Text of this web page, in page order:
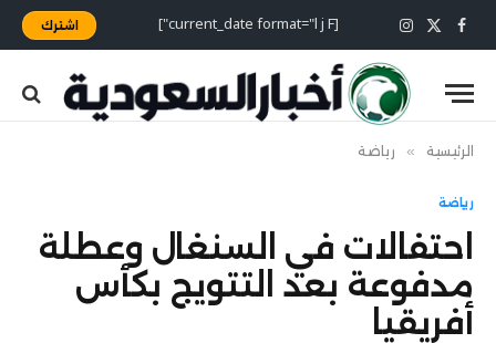
فيسبوك
X
(Twitter)
الانستغرام [current_date format="l j F"] اشترك
الرئيسية » رياضة
رياضة
احتفالات في السنغال وعطلة
مدفوعة بعد التتويج بكأس
أفريقيا